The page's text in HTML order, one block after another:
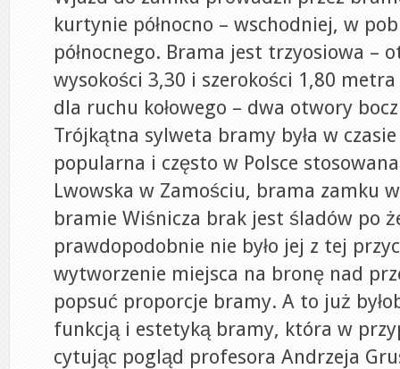
kurtynie północno – wschodniej, w
północnego. Brama jest trzyosiowa –
wysokości 3,30 i szerokości 1,80 metra
dla ruchu kołowego – dwa otwory
Trójkątna sylweta bramy była w
popularna i często w Polsce
Lwowska w Zamościu, brama zamku
bramie Wiśnicza brak jest śladów po
prawdopodobnie nie było jej z tej
wytworzenie miejsca na bronę nad
popsuć proporcje bramy. A to już
funkcją i estetyką bramy, która w
cytując pogląd profesora Andrzeja